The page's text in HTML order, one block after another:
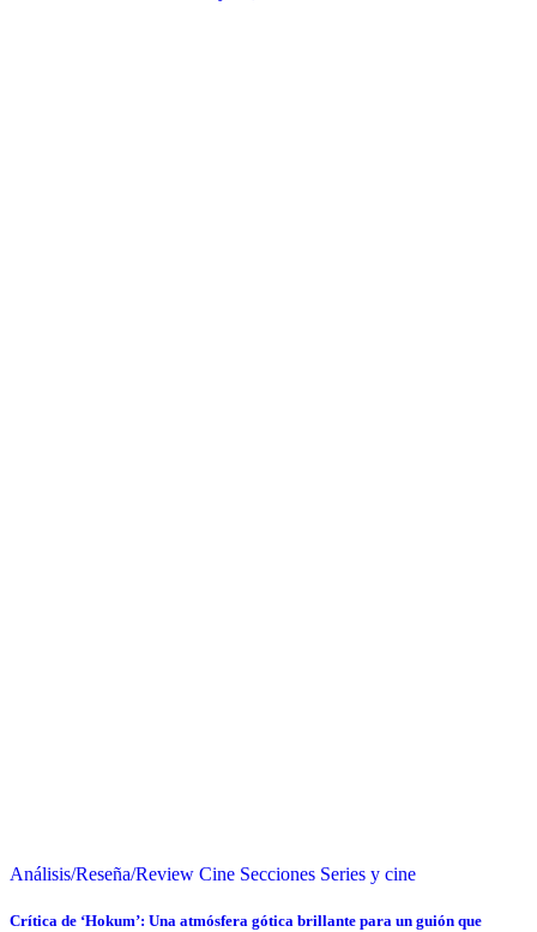
Análisis/Reseña/Review Cine Secciones Series y cine
Crítica de ‘Hokum’: Una atmósfera gótica brillante para un guión que